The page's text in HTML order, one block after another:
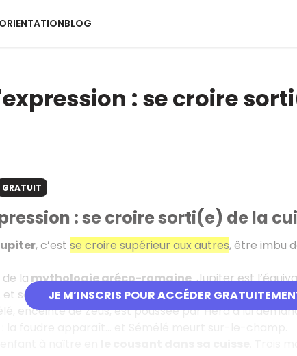
ORIENTATIONBLOG
: se croire
GRATUIT
JE M’INSCRIS POUR ACCÉDER
: se croire sorti(e) de la
, c’est se croire supérieur aux autres, être imbu
la mythologie gréco-romaine. Jupiter est
ses nombreuses aventures amoureuses.
enceinte de Zeus, est poussée par Héra à lui